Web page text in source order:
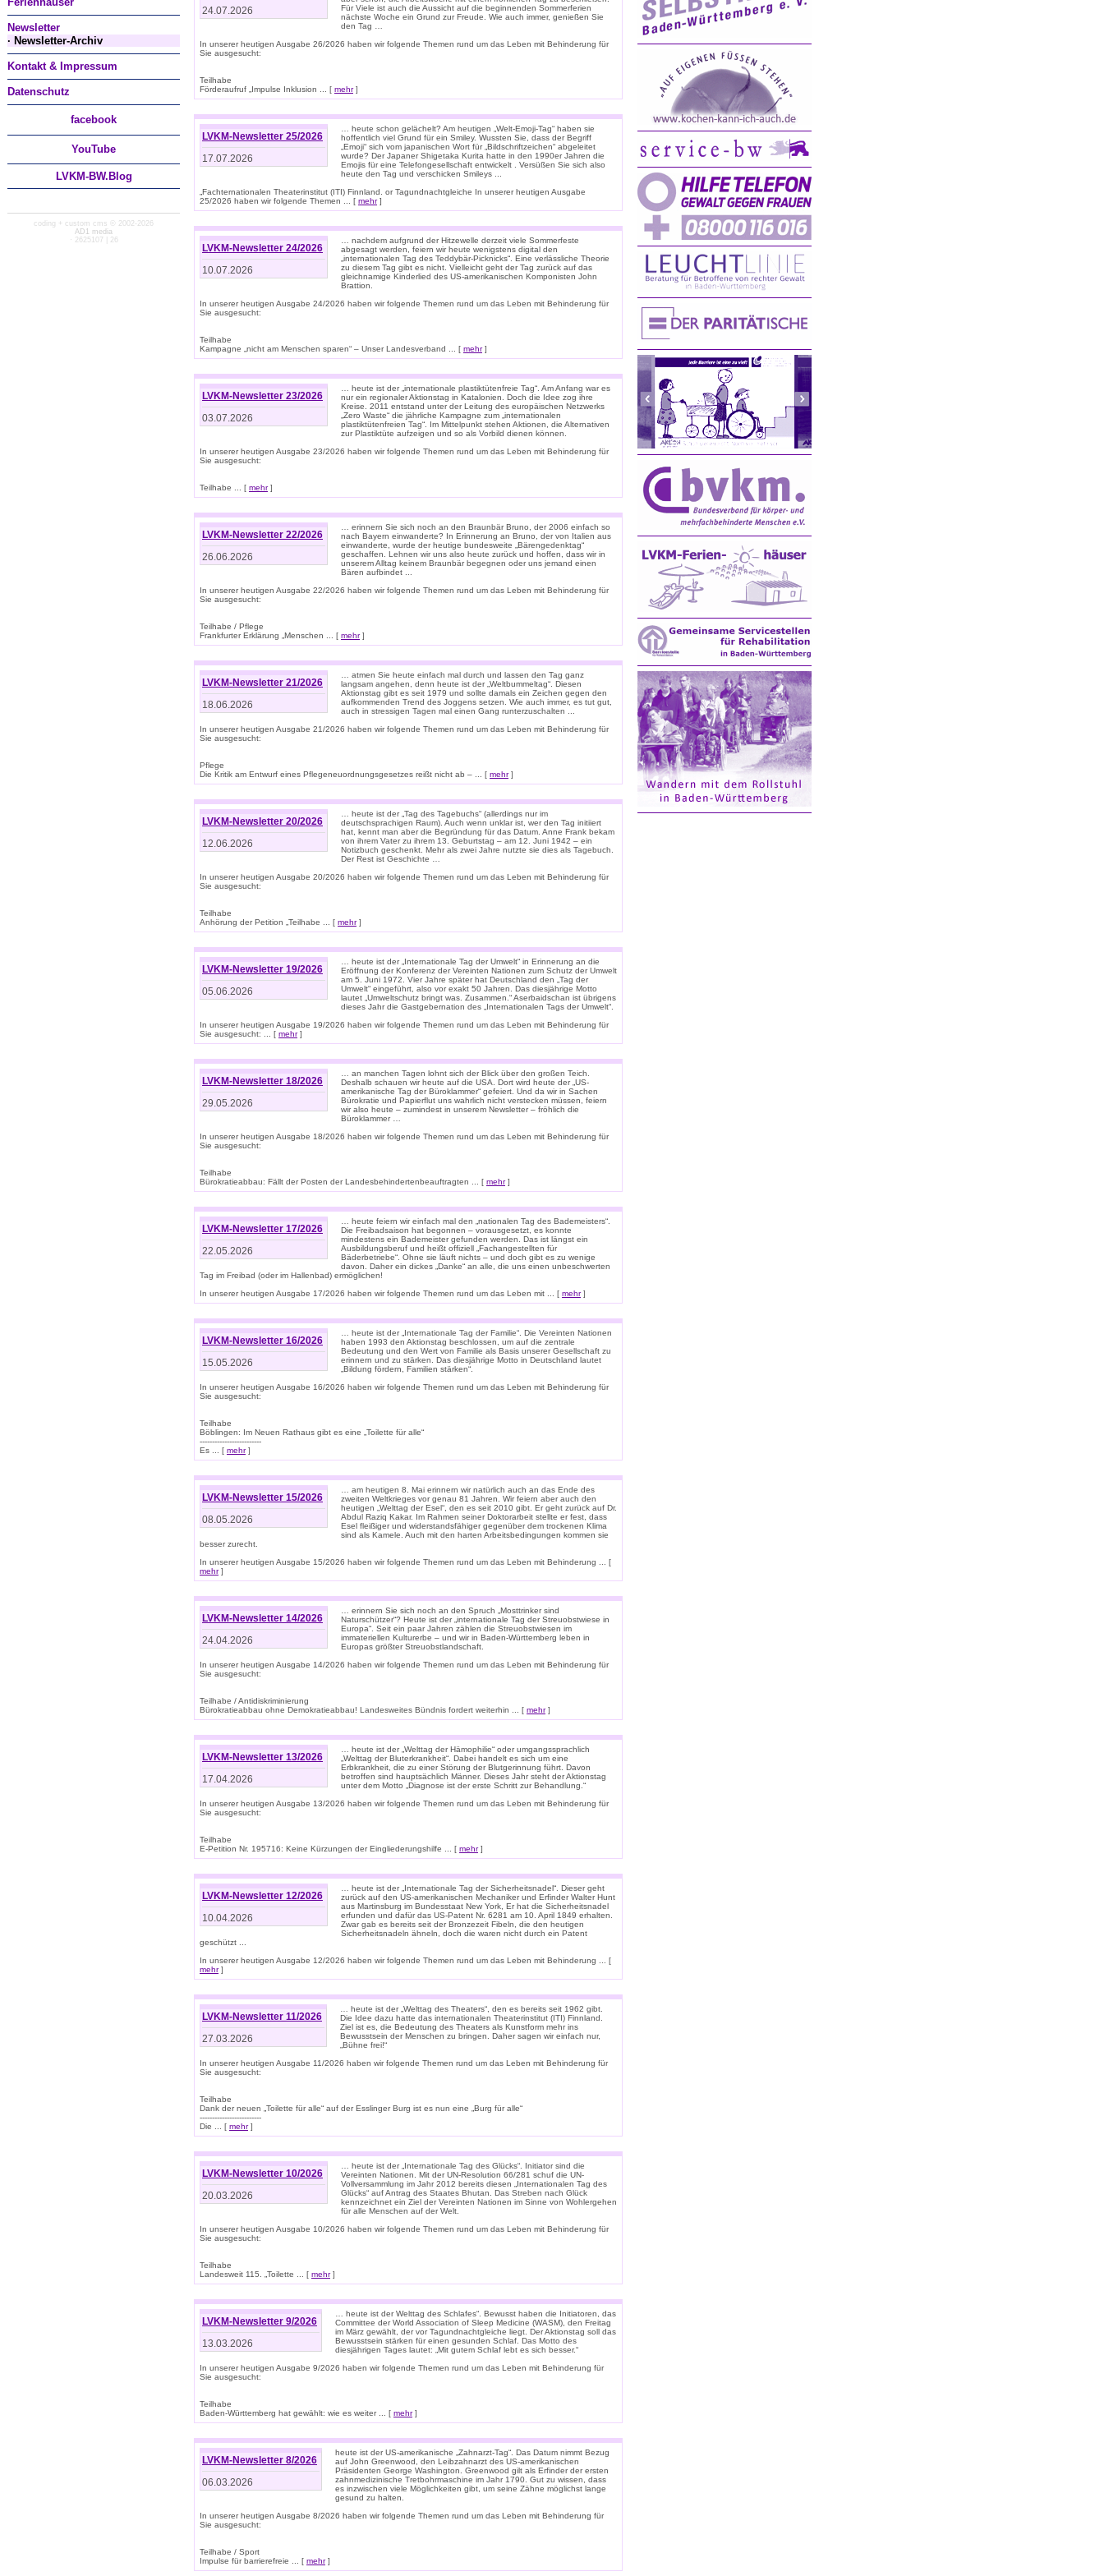
Newsletter
· Newsletter-Archiv
Kontakt & Impressum
Datenschutz
facebook
YouTube
LVKM-BW.Blog
coding + custom cms © 2002-2026
AD1 media
· 2625107 | 26
24.07.2026
Für Viele ist auch die Aussicht auf die beginnenden Sommerferien
nächste Woche ein Grund zur Freude. Wie auch immer, genießen Sie
den Tag …
In unserer heutigen Ausgabe 26/2026 haben wir folgende Themen rund um das Leben mit Behinderung für
Sie ausgesucht:
Teilhabe
Förderaufruf „Impulse Inklusion ... [ mehr]
LVKM-Newsletter 25/2026
17.07.2026
… heute schon gelächelt? Am heutigen „Welt-Emoji-Tag“ haben sie
hoffentlich viel Grund für ein Smiley. Wussten Sie, dass der Begriff
„Emoji“ sich vom japanischen Wort für „Bildschriftzeichen“ abgeleitet
wurde? Der Japaner Shigetaka Kurita hatte in den 1990er Jahren die
Emojis für eine Telefongesellschaft entwickelt . Versüßen Sie sich also
heute den Tag und verschicken Smileys ...
„Fachternationalen Theaterinstitut (ITI) Finnland. or Tagundnachtgleiche In unserer heutigen Ausgabe
25/2026 haben wir folgende Themen ... [ mehr]
LVKM-Newsletter 24/2026
10.07.2026
… nachdem aufgrund der Hitzewelle derzeit viele Sommerfeste
abgesagt werden, feiern wir heute wenigstens digital den
„internationalen Tag des Teddybär-Picknicks“. Eine verlässliche Theorie
zu diesem Tag gibt es nicht. Vielleicht geht der Tag zurück auf das
gleichnamige Kinderlied des US-amerikanischen Komponisten John
Brattion.
In unserer heutigen Ausgabe 24/2026 haben wir folgende Themen rund um das Leben mit Behinderung für
Sie ausgesucht:
Teilhabe
Kampagne „nicht am Menschen sparen“ – Unser Landesverband ... [ mehr]
LVKM-Newsletter 23/2026
03.07.2026
… heute ist der „internationale plastiktütenfreie Tag“. Am Anfang war es
nur ein regionaler Aktionstag in Katalonien. Doch die Idee zog ihre
Kreise. 2011 entstand unter der Leitung des europäischen Netzwerks
„Zero Waste“ die jährliche Kampagne zum „internationalen
plastiktütenfreien Tag“. Im Mittelpunkt stehen Aktionen, die Alternativen
zur Plastiktüte aufzeigen und so als Vorbild dienen können.
In unserer heutigen Ausgabe 23/2026 haben wir folgende Themen rund um das Leben mit Behinderung für
Sie ausgesucht:
Teilhabe ... [ mehr]
LVKM-Newsletter 22/2026
26.06.2026
… erinnern Sie sich noch an den Braunbär Bruno, der 2006 einfach so
nach Bayern einwanderte? In Erinnerung an Bruno, der von Italien aus
einwanderte, wurde der heutige bundesweite „Bärengedenktag“
geschaffen. Lehnen wir uns also heute zurück und hoffen, dass wir in
unserem Alltag keinem Braunbär begegnen oder uns jemand einen
Bären aufbindet ...
In unserer heutigen Ausgabe 22/2026 haben wir folgende Themen rund um das Leben mit Behinderung für
Sie ausgesucht:
Teilhabe / Pflege
Frankfurter Erklärung „Menschen ... [ mehr]
LVKM-Newsletter 21/2026
18.06.2026
… atmen Sie heute einfach mal durch und lassen den Tag ganz
langsam angehen, denn heute ist der „Weltbummeltag“. Diesen
Aktionstag gibt es seit 1979 und sollte damals ein Zeichen gegen den
aufkommenden Trend des Joggens setzen. Wie auch immer, es tut gut,
auch in stressigen Tagen mal einen Gang runterzuschalten ...
In unserer heutigen Ausgabe 21/2026 haben wir folgende Themen rund um das Leben mit Behinderung für
Sie ausgesucht:
Pflege
Die Kritik am Entwurf eines Pflegeneuordnungsgesetzes reißt nicht ab – ... [ mehr]
LVKM-Newsletter 20/2026
12.06.2026
… heute ist der „Tag des Tagebuchs“ (allerdings nur im
deutschsprachigen Raum). Auch wenn unklar ist, wer den Tag initiiert
hat, kennt man aber die Begründung für das Datum. Anne Frank bekam
von ihrem Vater zu ihrem 13. Geburtstag – am 12. Juni 1942 – ein
Notizbuch geschenkt. Mehr als zwei Jahre nutzte sie dies als Tagebuch.
Der Rest ist Geschichte …
In unserer heutigen Ausgabe 20/2026 haben wir folgende Themen rund um das Leben mit Behinderung für
Sie ausgesucht:
Teilhabe
Anhörung der Petition „Teilhabe ... [ mehr]
LVKM-Newsletter 19/2026
05.06.2026
… heute ist der „Internationale Tag der Umwelt“ in Erinnerung an die
Eröffnung der Konferenz der Vereinten Nationen zum Schutz der Umwelt
am 5. Juni 1972. Vier Jahre später hat Deutschland den „Tag der
Umwelt“ eingeführt, also vor exakt 50 Jahren. Das diesjährige Motto
lautet „Umweltschutz bringt was. Zusammen.“ Aserbaidschan ist übrigens
dieses Jahr die Gastgebernation des „Internationalen Tags der Umwelt“.
In unserer heutigen Ausgabe 19/2026 haben wir folgende Themen rund um das Leben mit Behinderung für
Sie ausgesucht: ... [ mehr]
LVKM-Newsletter 18/2026
29.05.2026
… an manchen Tagen lohnt sich der Blick über den großen Teich.
Deshalb schauen wir heute auf die USA. Dort wird heute der „US-
amerikanische Tag der Büroklammer“ gefeiert. Und da wir in Sachen
Bürokratie und Papierflut uns wahrlich nicht verstecken müssen, feiern
wir also heute – zumindest in unserem Newsletter – fröhlich die
Büroklammer …
In unserer heutigen Ausgabe 18/2026 haben wir folgende Themen rund um das Leben mit Behinderung für
Sie ausgesucht:
Teilhabe
Bürokratieabbau: Fällt der Posten der Landesbehindertenbeauftragten ... [ mehr]
LVKM-Newsletter 17/2026
22.05.2026
… heute feiern wir einfach mal den „nationalen Tag des Bademeisters“.
Die Freibadsaison hat begonnen – vorausgesetzt, es konnte
mindestens ein Bademeister gefunden werden. Das ist längst ein
Ausbildungsberuf und heißt offiziell „Fachangestellten für
Bäderbetriebe“. Ohne sie läuft nichts – und doch gibt es zu wenige
davon. Daher ein dickes „Danke“ an alle, die uns einen unbeschwerten
Tag im Freibad (oder im Hallenbad) ermöglichen!
In unserer heutigen Ausgabe 17/2026 haben wir folgende Themen rund um das Leben mit ... [ mehr]
LVKM-Newsletter 16/2026
15.05.2026
… heute ist der „Internationale Tag der Familie“. Die Vereinten Nationen
haben 1993 den Aktionstag beschlossen, um auf die zentrale
Bedeutung und den Wert von Familie als Basis unserer Gesellschaft zu
erinnern und zu stärken. Das diesjährige Motto in Deutschland lautet
„Bildung fördern, Familien stärken“.
In unserer heutigen Ausgabe 16/2026 haben wir folgende Themen rund um das Leben mit Behinderung für
Sie ausgesucht:
Teilhabe
Böblingen: Im Neuen Rathaus gibt es eine „Toilette für alle“
-------------------------
Es ... [ mehr]
LVKM-Newsletter 15/2026
08.05.2026
… am heutigen 8. Mai erinnern wir natürlich auch an das Ende des
zweiten Weltkrieges vor genau 81 Jahren. Wir feiern aber auch den
heutigen „Welttag der Esel“, den es seit 2010 gibt. Er geht zurück auf Dr.
Abdul Raziq Kakar. Im Rahmen seiner Doktorarbeit stellte er fest, dass
Esel fleißiger und widerstandsfähiger gegenüber dem trockenen Klima
sind als Kamele. Auch mit den harten Arbeitsbedingungen kommen sie
besser zurecht.
In unserer heutigen Ausgabe 15/2026 haben wir folgende Themen rund um das Leben mit Behinderung ... [
mehr]
LVKM-Newsletter 14/2026
24.04.2026
… erinnern Sie sich noch an den Spruch „Mosttrinker sind
Naturschützer“? Heute ist der „internationale Tag der Streuobstwiese in
Europa“. Seit ein paar Jahren zählen die Streuobstwiesen im
immateriellen Kulturerbe – und wir in Baden-Württemberg leben in
Europas größter Streuobstlandschaft.
In unserer heutigen Ausgabe 14/2026 haben wir folgende Themen rund um das Leben mit Behinderung für
Sie ausgesucht:
Teilhabe / Antidiskriminierung
Bürokratieabbau ohne Demokratieabbau! Landesweites Bündnis fordert weiterhin ... [ mehr]
LVKM-Newsletter 13/2026
17.04.2026
… heute ist der „Welttag der Hämophilie“ oder umgangssprachlich
„Welttag der Bluterkrankheit“. Dabei handelt es sich um eine
Erbkrankheit, die zu einer Störung der Blutgerinnung führt. Davon
betroffen sind hauptsächlich Männer. Dieses Jahr steht der Aktionstag
unter dem Motto „Diagnose ist der erste Schritt zur Behandlung.“
In unserer heutigen Ausgabe 13/2026 haben wir folgende Themen rund um das Leben mit Behinderung für
Sie ausgesucht:
Teilhabe
E-Petition Nr. 195716: Keine Kürzungen der Eingliederungshilfe ... [ mehr]
LVKM-Newsletter 12/2026
10.04.2026
… heute ist der „Internationale Tag der Sicherheitsnadel“. Dieser geht
zurück auf den US-amerikanischen Mechaniker und Erfinder Walter Hunt
aus Martinsburg im Bundesstaat New York, Er hat die Sicherheitsnadel
erfunden und dafür das US-Patent Nr. 6281 am 10. April 1849 erhalten.
Zwar gab es bereits seit der Bronzezeit Fibeln, die den heutigen
Sicherheitsnadeln ähneln, doch die waren nicht durch ein Patent
geschützt ...
In unserer heutigen Ausgabe 12/2026 haben wir folgende Themen rund um das Leben mit Behinderung ... [
mehr]
LVKM-Newsletter 11/2026
27.03.2026
… heute ist der „Welttag des Theaters“, den es bereits seit 1962 gibt.
Die Idee dazu hatte das internationalen Theaterinstitut (ITI) Finnland.
Ziel ist es, die Bedeutung des Theaters als Kunstform mehr ins
Bewusstsein der Menschen zu bringen. Daher sagen wir einfach nur,
„Bühne frei!“
In unserer heutigen Ausgabe 11/2026 haben wir folgende Themen rund um das Leben mit Behinderung für
Sie ausgesucht:
Teilhabe
Dank der neuen „Toilette für alle“ auf der Esslinger Burg ist es nun eine „Burg für alle“
-------------------------
Die ... [ mehr]
LVKM-Newsletter 10/2026
20.03.2026
… heute ist der „Internationale Tag des Glücks“. Initiator sind die
Vereinten Nationen. Mit der UN-Resolution 66/281 schuf die UN-
Vollversammlung im Jahr 2012 bereits diesen „Internationalen Tag des
Glücks“ auf Antrag des Staates Bhutan. Das Streben nach Glück
kennzeichnet ein Ziel der Vereinten Nationen im Sinne von Wohlergehen
für alle Menschen auf der Welt.
In unserer heutigen Ausgabe 10/2026 haben wir folgende Themen rund um das Leben mit Behinderung für
Sie ausgesucht:
Teilhabe
Landesweit 115. „Toilette ... [ mehr]
LVKM-Newsletter 9/2026
13.03.2026
… heute ist der Welttag des Schlafes“. Bewusst haben die Initiatoren, das
Committee der World Association of Sleep Medicine (WASM), den Freitag
im März gewählt, der vor Tagundnachtgleiche liegt. Der Aktionstag soll das
Bewusstsein stärken für einen gesunden Schlaf. Das Motto des
diesjährigen Tages lautet: „Mit gutem Schlaf lebt es sich besser.“
In unserer heutigen Ausgabe 9/2026 haben wir folgende Themen rund um das Leben mit Behinderung für
Sie ausgesucht:
Teilhabe
Baden-Württemberg hat gewählt: wie es weiter ... [ mehr]
LVKM-Newsletter 8/2026
06.03.2026
heute ist der US-amerikanische „Zahnarzt-Tag“. Das Datum nimmt Bezug
auf John Greenwood, den Leibzahnarzt des US-amerikanischen
Präsidenten George Washington. Greenwood gilt als Erfinder der ersten
zahnmedizinische Tretbohrmaschine im Jahr 1790. Gut zu wissen, dass
es inzwischen viele Möglichkeiten gibt, um seine Zähne möglichst lange
gesund zu halten.
In unserer heutigen Ausgabe 8/2026 haben wir folgende Themen rund um das Leben mit Behinderung für
Sie ausgesucht:
Teilhabe / Sport
Impulse für barrierefreie ... [ mehr]